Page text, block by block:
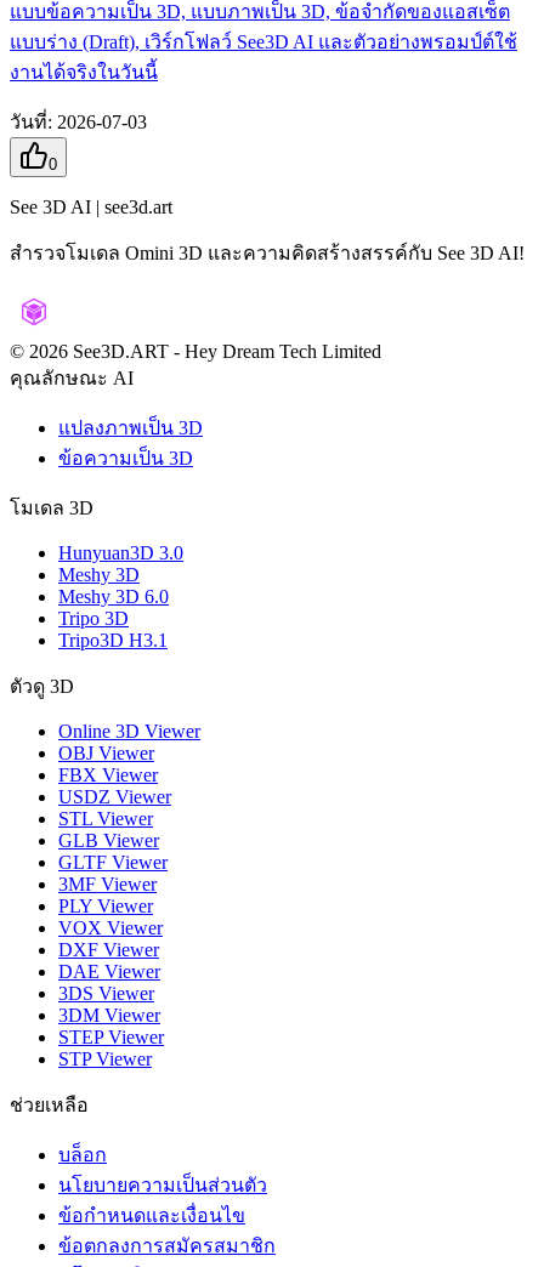
แบบข้อความเป็น 3D, แบบภาพเป็น 3D, ข้อจำกัดของแอสเซ็ต
แบบร่าง (Draft), เวิร์กโฟลว์ See3D AI และตัวอย่างพรอมป์ต์ใช้
งานได้จริงในวันนี้
วันที่: 2026-07-03
0
See 3D AI | see3d.art
สำรวจโมเดล Omini 3D และความคิดสร้างสรรค์กับ See 3D AI!
©️ 2026 See3D.ART - Hey Dream Tech Limited
คุณลักษณะ AI
แปลงภาพเป็น 3D
ข้อความเป็น 3D
โมเดล 3D
Hunyuan3D 3.0
Meshy 3D
Meshy 3D 6.0
Tripo 3D
Tripo3D H3.1
ตัวดู 3D
Online 3D Viewer
OBJ Viewer
FBX Viewer
USDZ Viewer
STL Viewer
GLB Viewer
GLTF Viewer
3MF Viewer
PLY Viewer
VOX Viewer
DXF Viewer
DAE Viewer
3DS Viewer
3DM Viewer
STEP Viewer
STP Viewer
ช่วยเหลือ
บล็อก
นโยบายความเป็นส่วนตัว
ข้อกำหนดและเงื่อนไข
ข้อตกลงการสมัครสมาชิก